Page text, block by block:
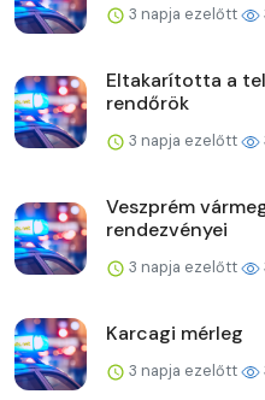
3 napja ezelőtt
Eltakarította a
rendőrök
3 napja ezelőtt
Veszprém
rendezvényei
3 napja ezelőtt
Karcagi mérleg
3 napja ezelőtt